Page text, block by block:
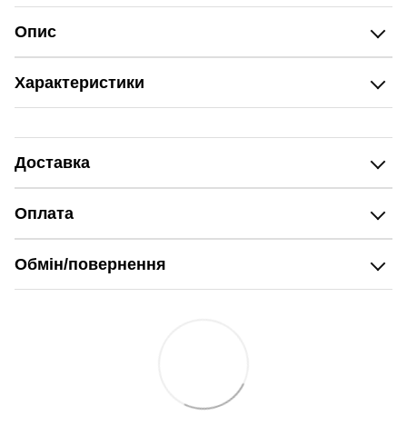
Опис
Характеристики
Доставка
Оплата
Обмін/повернення